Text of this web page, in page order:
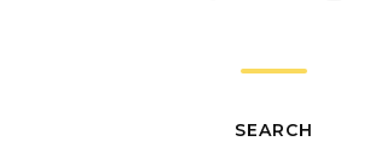
SEARCH